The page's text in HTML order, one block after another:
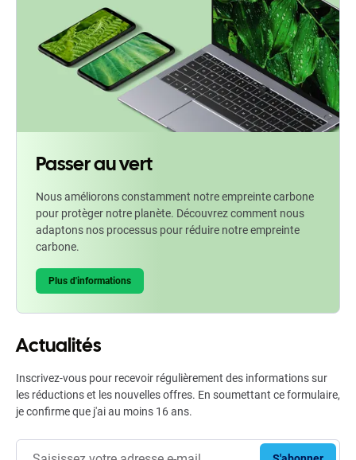
Passer au vert
Nous améliorons constamment notre empreinte carbone
pour protèger notre planète. Découvrez comment nous
adaptons nos processus pour réduire notre empreinte
carbone.
Plus d'informations
Actualités
Inscrivez-vous pour recevoir régulièrement des informations sur
les réductions et les nouvelles offres. En soumettant ce formulaire,
je confirme que j'ai au moins 16 ans.